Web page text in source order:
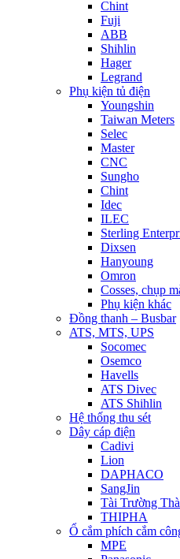
Chint
Fuji
ABB
Shihlin
Hager
Legrand
Phụ kiện tủ điện
Youngshin
Taiwan Meters
Selec
Master
CNC
Sungho
Chint
Idec
ILEC
Sterling
Dixsen
Hanyoung
Omron
Cosses, chụp
Phụ kiện khác
Đồng thanh – Busbar
ATS, MTS, UPS
Socomec
Osemco
Havells
ATS Divec
ATS Shihlin
Hệ thống thu sét
Dây cáp điện
Cadivi
Lion
DAPHACO
SangJin
Tài Trường
THIPHA
Ổ cắm phích cắm
MPE